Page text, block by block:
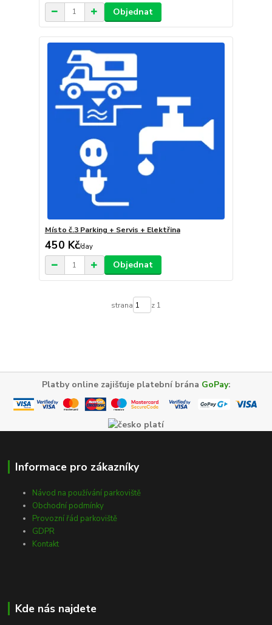
Objednat
Místo č.3 Parking + Servis + Elektřina
450 Kč/day
Objednat
strana z 1
Platby online zajišťuje platební brána GoPay:
Informace pro zákazníky
Návod na používání parkoviště
Obchodní podmínky
Provozní řád parkoviště
GDPR
Kontakt
Kde nás najdete